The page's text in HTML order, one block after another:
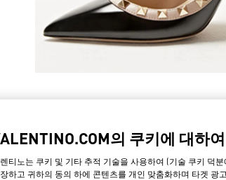
신제품
의 쿠키에 대하여
티노는 쿠키 및 기타 추적 기술을 사용하여 (기술 쿠키 덕
하고 귀하의 동의 하에 콘텐츠를 개인 맞춤화하며 타겟 광